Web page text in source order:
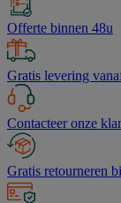
Offerte binnen 48u
Gratis levering
Contacteer onze
Gratis retourneren